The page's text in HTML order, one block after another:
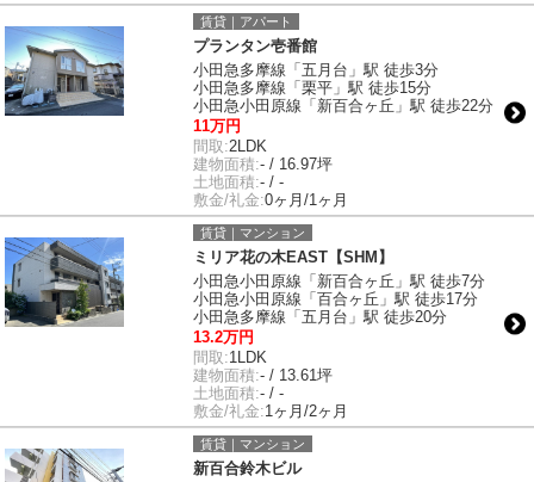
賃貸｜アパート
プランタン壱番館
小田急多摩線「五月台」駅 徒歩3分
小田急多摩線「栗平」駅 徒歩15分
小田急小田原線「新百合ヶ丘」駅 徒歩22分
11万円
間取:2LDK
建物面積:- / 16.97坪
土地面積:- / -
敷金/礼金:0ヶ月/1ヶ月
賃貸｜マンション
ミリア花の木EAST【SHM】
小田急小田原線「新百合ヶ丘」駅 徒歩7分
小田急小田原線「百合ヶ丘」駅 徒歩17分
小田急多摩線「五月台」駅 徒歩20分
13.2万円
間取:1LDK
建物面積:- / 13.61坪
土地面積:- / -
敷金/礼金:1ヶ月/2ヶ月
賃貸｜マンション
新百合鈴木ビル